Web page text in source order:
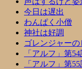
今日は遅出
わんぱく小僧
神社は好調
ゴレンジャーの
「アルフ」第
「アルフ」第